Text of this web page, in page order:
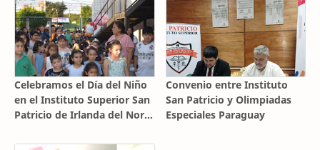
Celebramos el Día del Niño
en el Instituto Superior San
Patricio de Irlanda del Norte
Convenio entre Instituto
San Patricio y Olimpiadas
Especiales Paraguay